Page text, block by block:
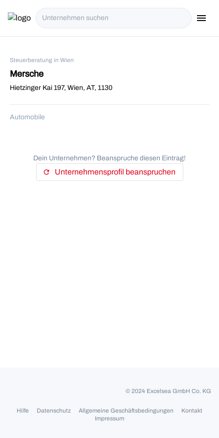
menu
Steuerberatung in Wien
Mersche
Hietzinger Kai 197, Wien, AT, 1130
Automobile
Dein Unternehmen? Beanspruche diesen Eintrag!
refresh Unternehmensprofil beanspruchen
© 2024 Excelsea GmbH Co. KG
Hilfe Datenschutz Allgemeine Geschäftsbedingungen
Kontakt
Impressum